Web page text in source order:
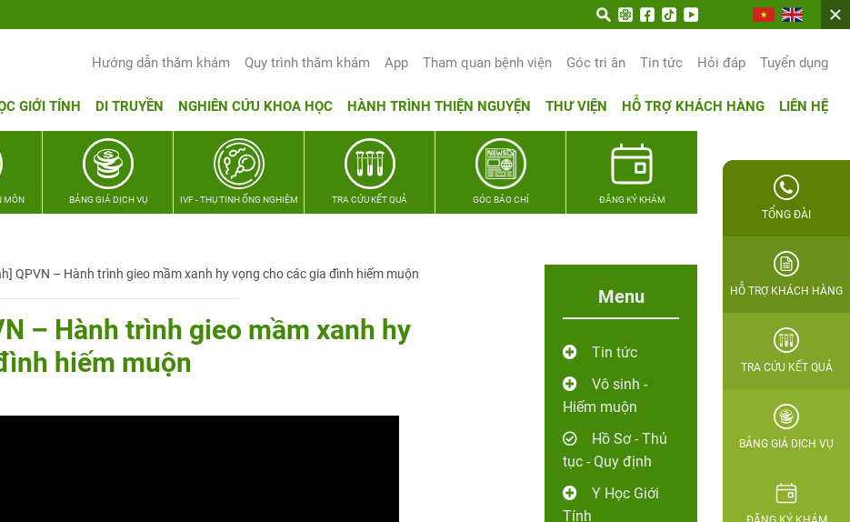
Hướng dẫn thăm khám Quy trình thăm khám App Tham quan bệnh viện Góc tri ân Tin tức Hỏi đáp Tuyển dụng
GIỚI TÍNH DI TRUYỀN NGHIÊN CỨU KHOA HỌC HÀNH TRÌNH THIỆN NGUYỆN THƯ VIỆN HỖ TRỢ KHÁCH HÀNG LIÊN HỆ
MÔN BẢNG GIÁ DỊCH VỤ IVF - THỤ TINH ỐNG NGHIỆM TRA CỨU KẾT QUẢ GÓC BÁO CHÍ ĐĂNG KÝ KHÁM
QPVN – Hành trình gieo mầm xanh hy vọng cho các gia đình hiếm muộn
– Hành trình gieo mầm xanh hy
hiếm muộn
Menu
Tin tức
Vô sinh -
Hiếm muộn
Hồ Sơ - Thủ
tục - Quy định
Y Học Giới
Tính
TỔNG ĐÀI
HỖ TRỢ KHÁCH HÀNG
TRA CỨU KẾT QUẢ
BẢNG GIÁ DỊCH VỤ